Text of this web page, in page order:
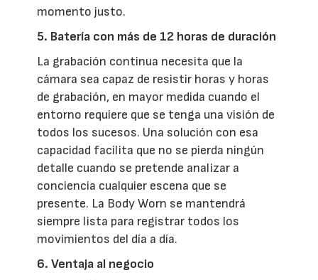
momento justo.
5. Batería con más de 12 horas de duración
La grabación continua necesita que la
cámara sea capaz de resistir horas y horas
de grabación, en mayor medida cuando el
entorno requiere que se tenga una visión de
todos los sucesos. Una solución con esa
capacidad facilita que no se pierda ningún
detalle cuando se pretende analizar a
conciencia cualquier escena que se
presente. La Body Worn se mantendrá
siempre lista para registrar todos los
movimientos del día a día.
6. Ventaja al negocio